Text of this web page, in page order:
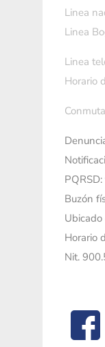
Linea
Linea
Linea
Horario
PQRSD:
Buzón
Horario
Nit.